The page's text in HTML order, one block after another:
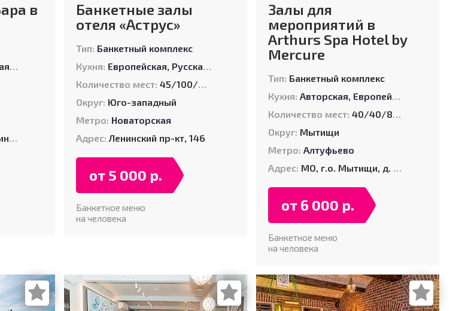
,Японская
в
,Узбекская
Банкетные залы
отеля «Аструс»
Тип: Банкетный комплекс
Кухня: Европейская, Русская ,
Количество мест: 45/100/400
Округ: Юго-западный
Метро: Новаторская
Адрес:Ленинский пр-кт, 146
от 5 000 р.
Банкетное меню
на человека
Залы для
мероприятий в
Arthurs Spa Hotel by
Mercure
Тип: Банкетный комплекс
Кухня: Авторская, Европейская
Количество мест: 40/40/80/120/120/120/200
Округ: Мытищи
Метро: Алтуфьево
Адрес: МО, г.о. Мытищи, д. Ларёво, ул. Хвойная, стр. 26
от 6 000 р.
Банкетное меню
на человека